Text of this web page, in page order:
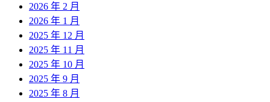
2026 年 2 月
2026 年 1 月
2025 年 12 月
2025 年 11 月
2025 年 10 月
2025 年 9 月
2025 年 8 月